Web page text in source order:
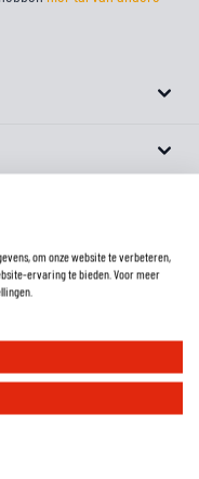
om onze website te verbeteren,
ervaring te bieden. Voor meer